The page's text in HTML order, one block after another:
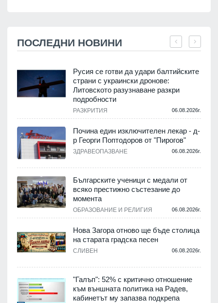
ПОСЛЕДНИ НОВИНИ
Русия се готви да удари балтийските
страни с украински дронове:
Литовското разузнаване разкри
подробности
РАЗКРИТИЯ 06.08.2026г.
Почина един изключителен лекар - д-
р Георги Поптодоров от "Пирогов"
ЗДРАВЕОПАЗВАНЕ 06.08.2026г.
Българските ученици с медали от
всяко престижно състезание до
момента
ОБРАЗОВАНИЕ И РЕЛИГИЯ 06.08.2026г.
Нова Загора отново ще бъде столица
на старата градска песен
СЛИВЕН 06.08.2026г.
"Галъп": 52% с критично отношение
към външната политика на Радев,
кабинетът му запазва подкрепа